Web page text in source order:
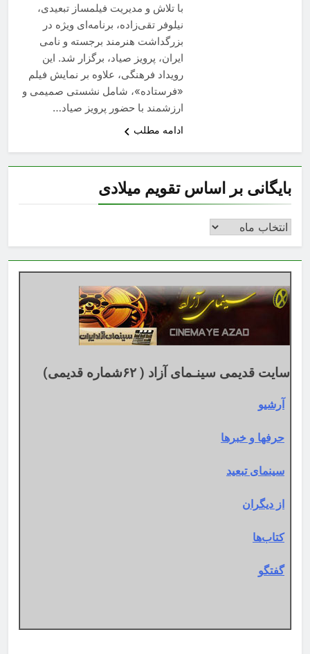
با تلاش و مدیریت فیلمساز تبعیدی،
نیلوفر تقی‌زاده، برنامه‌ای ویژه در
بزرگداشت هنرمند برجسته و نامى
ایران، پرویز صیاد، برگزار شد. این
رویداد فرهنگی، علاوه بر نمایش فیلم
«فرستاده»، شامل نشستی صمیمی و
ارزشمند با حضور پرویز صیاد…
ادامه مطلب
بایگانی بر اساس تقویم میلادی
بایگانی
اساس
تقویم
میلادی
سایت قدیمی سینـمای آزاد ( ۶۲شماره قدیمی)
آرشیو
حرفها و خبرها
سینمای تبعید
از دیگران
کتاب‌ها
گفتگو